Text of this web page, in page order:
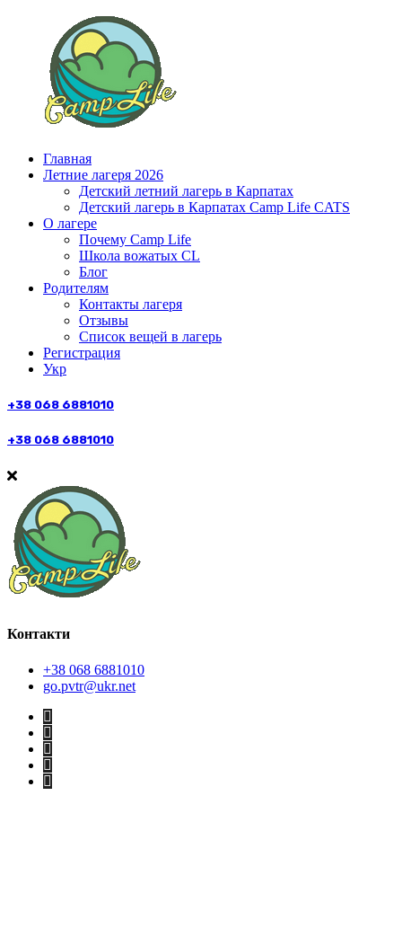
Главная
Летние лагеря 2026
Детский летний лагерь в Карпатах
Детский лагерь в Карпатах Сamp Life CATS
О лагере
Почему Camp Life
Школа вожатых CL
Блог
Родителям
Контакты лагеря
Отзывы
Список вещей в лагерь
Регистрация
Укр
+38 068 6881010
+38 068 6881010
Контакти
+38 068 6881010
go.pvtr@ukr.net